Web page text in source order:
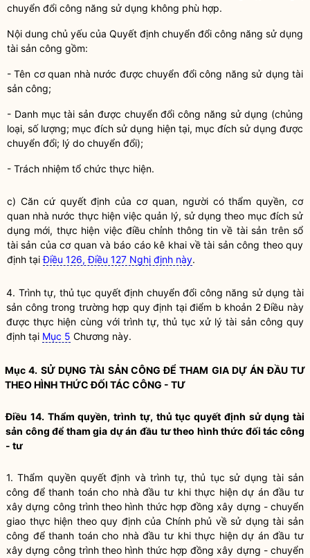
chuyển đổi công năng sử dụng không phù hợp.
Nội dung chủ yếu của Quyết định chuyển đổi công năng sử dụng
tài sản công gồm:
- Tên cơ quan nhà nước đượcchuyển đổi công năng sử dụng tài
sản công;
- Danh mục tài sản được chuyển đổi công năng sử dụng (chủng
loại, số lượng; mục đích sử dụng hiện tại, mục đích sử dụng được
chuyển đổi; lý do chuyển đổi);
- Trách nhiệm tổ chức thực hiện.
c) Căn cứ quyết định của cơ quan, người có thẩmquyền, cơ
quan nhà nước thực hiện việc quản lý, sử dụng theo mục đích sử
dụng mới, thực hiện việc điều chỉnh thông tin về tài sản trên sổ
tài sản của cơ quan và báo cáo kê khai vềtài sản công theo quy
định tạiĐiều 126, Điều 127 Nghị định này.
4. Trình tự, thủ tục quyết định chuyển đổi công năng sử dụng tài
sản công trong trường hợp quy định tại điểm b khoản 2 Điều này
được thực hiện cùng với trình tự, thủ tục xử lý tài sản công quy
định tại Mục 5 Chương này.
Mục 4. SỬ DỤNGTÀI SẢN CÔNG ĐỂ THAM GIA DỰ ÁN ĐẦU TƯ
THEO HÌNH THỨC ĐỐI TÁC CÔNG - TƯ
Điều 14. Thẩmquyền, trình tự, thủ tục quyết định sử dụng tài
sản công để tham gia dự án đầu tư theo hình thức đối tác công
- tư
1. Thẩm quyềnquyết định và trình tự, thủ tục sử dụng tài sản
công để thanh toán cho nhà đầu tư khi thực hiện dự án đầu tư
xây dựng công trình theo hình thức hợp đồng xây dựng - chuyển
giao thực hiện theo quy định của Chính phủ về sử dụngtài sản
công để thanh toán cho nhà đầu tư khi thực hiện dự án đầu tư
xây dựng công trình theo hình thức hợp đồng xây dựng - chuyển